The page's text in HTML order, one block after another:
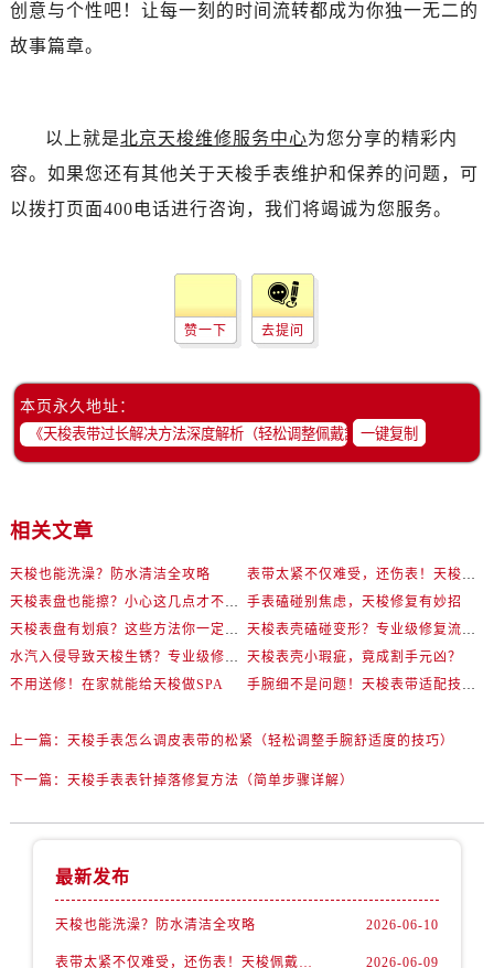
创意与个性吧！让每一刻的时间流转都成为你独一无二的
故事篇章。
以上就是北京天梭维修服务中心为您分享的精彩内
容。如果您还有其他关于天梭手表维护和保养的问题，可
以拨打页面400电话进行咨询，我们将竭诚为您服务。
赞一下 去提问
本页永久地址：
一键复制
相关文章
天梭也能洗澡？防水清洁全攻略
表带太紧不仅难受，还伤表！天梭佩戴优化技巧
天梭表盘也能擦？小心这几点才不伤机芯
手表磕碰别焦虑，天梭修复有妙招
天梭表盘有划痕？这些方法你一定要试试！
天梭表壳磕碰变形？专业级修复流程大公开
水汽入侵导致天梭生锈？专业级修复思路大公开
天梭表壳小瑕疵，竟成割手元凶？
不用送修！在家就能给天梭做SPA
手腕细不是问题！天梭表带适配技巧一次讲透
上一篇： 天梭手表怎么调皮表带的松紧（轻松调整手腕舒适度的技巧）
下一篇： 天梭手表表针掉落修复方法（简单步骤详解）
最新发布
天梭也能洗澡？防水清洁全攻略 2026-06-10
表带太紧不仅难受，还伤表！天梭佩戴优化技巧 2026-06-09